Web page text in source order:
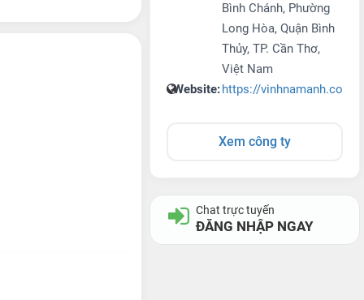
Bình Chánh, Phường
Long Hòa, Quận Bình
Thủy, TP. Cần Thơ,
Việt Nam
Website:https://
Xem công ty
Chat trực tuyến
ĐĂNG NHẬP NGAY